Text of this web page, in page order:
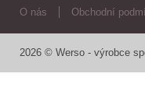
O nás Obchodní
2026 © Werso - výrobce